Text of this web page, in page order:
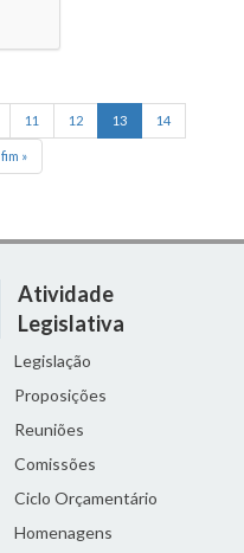
11 12 13 14
fim »
Atividade
Legislativa
Legislação
Proposições
Reuniões
Comissões
Ciclo Orçamentário
Homenagens